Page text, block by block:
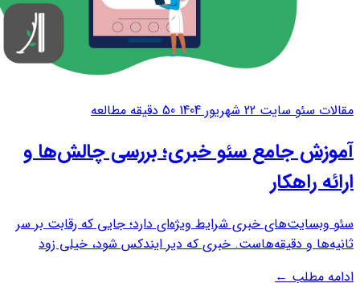
مقالات سئو سایت 22 شهریور 1404 50 دقیقه مطالعه
آموزش جامع سئو خبری؛ بررسی چالش‌ها و
ارائه راهکار
سئو وبسایت‌های خبری شرایط ویژه‌ای دارد؛ جایی که رقابت بر سر
ثانیه‌ها و دقیقه‌هاست. خبری که دیر ایندکس شود، خیلی زود
ادامه مطلب←